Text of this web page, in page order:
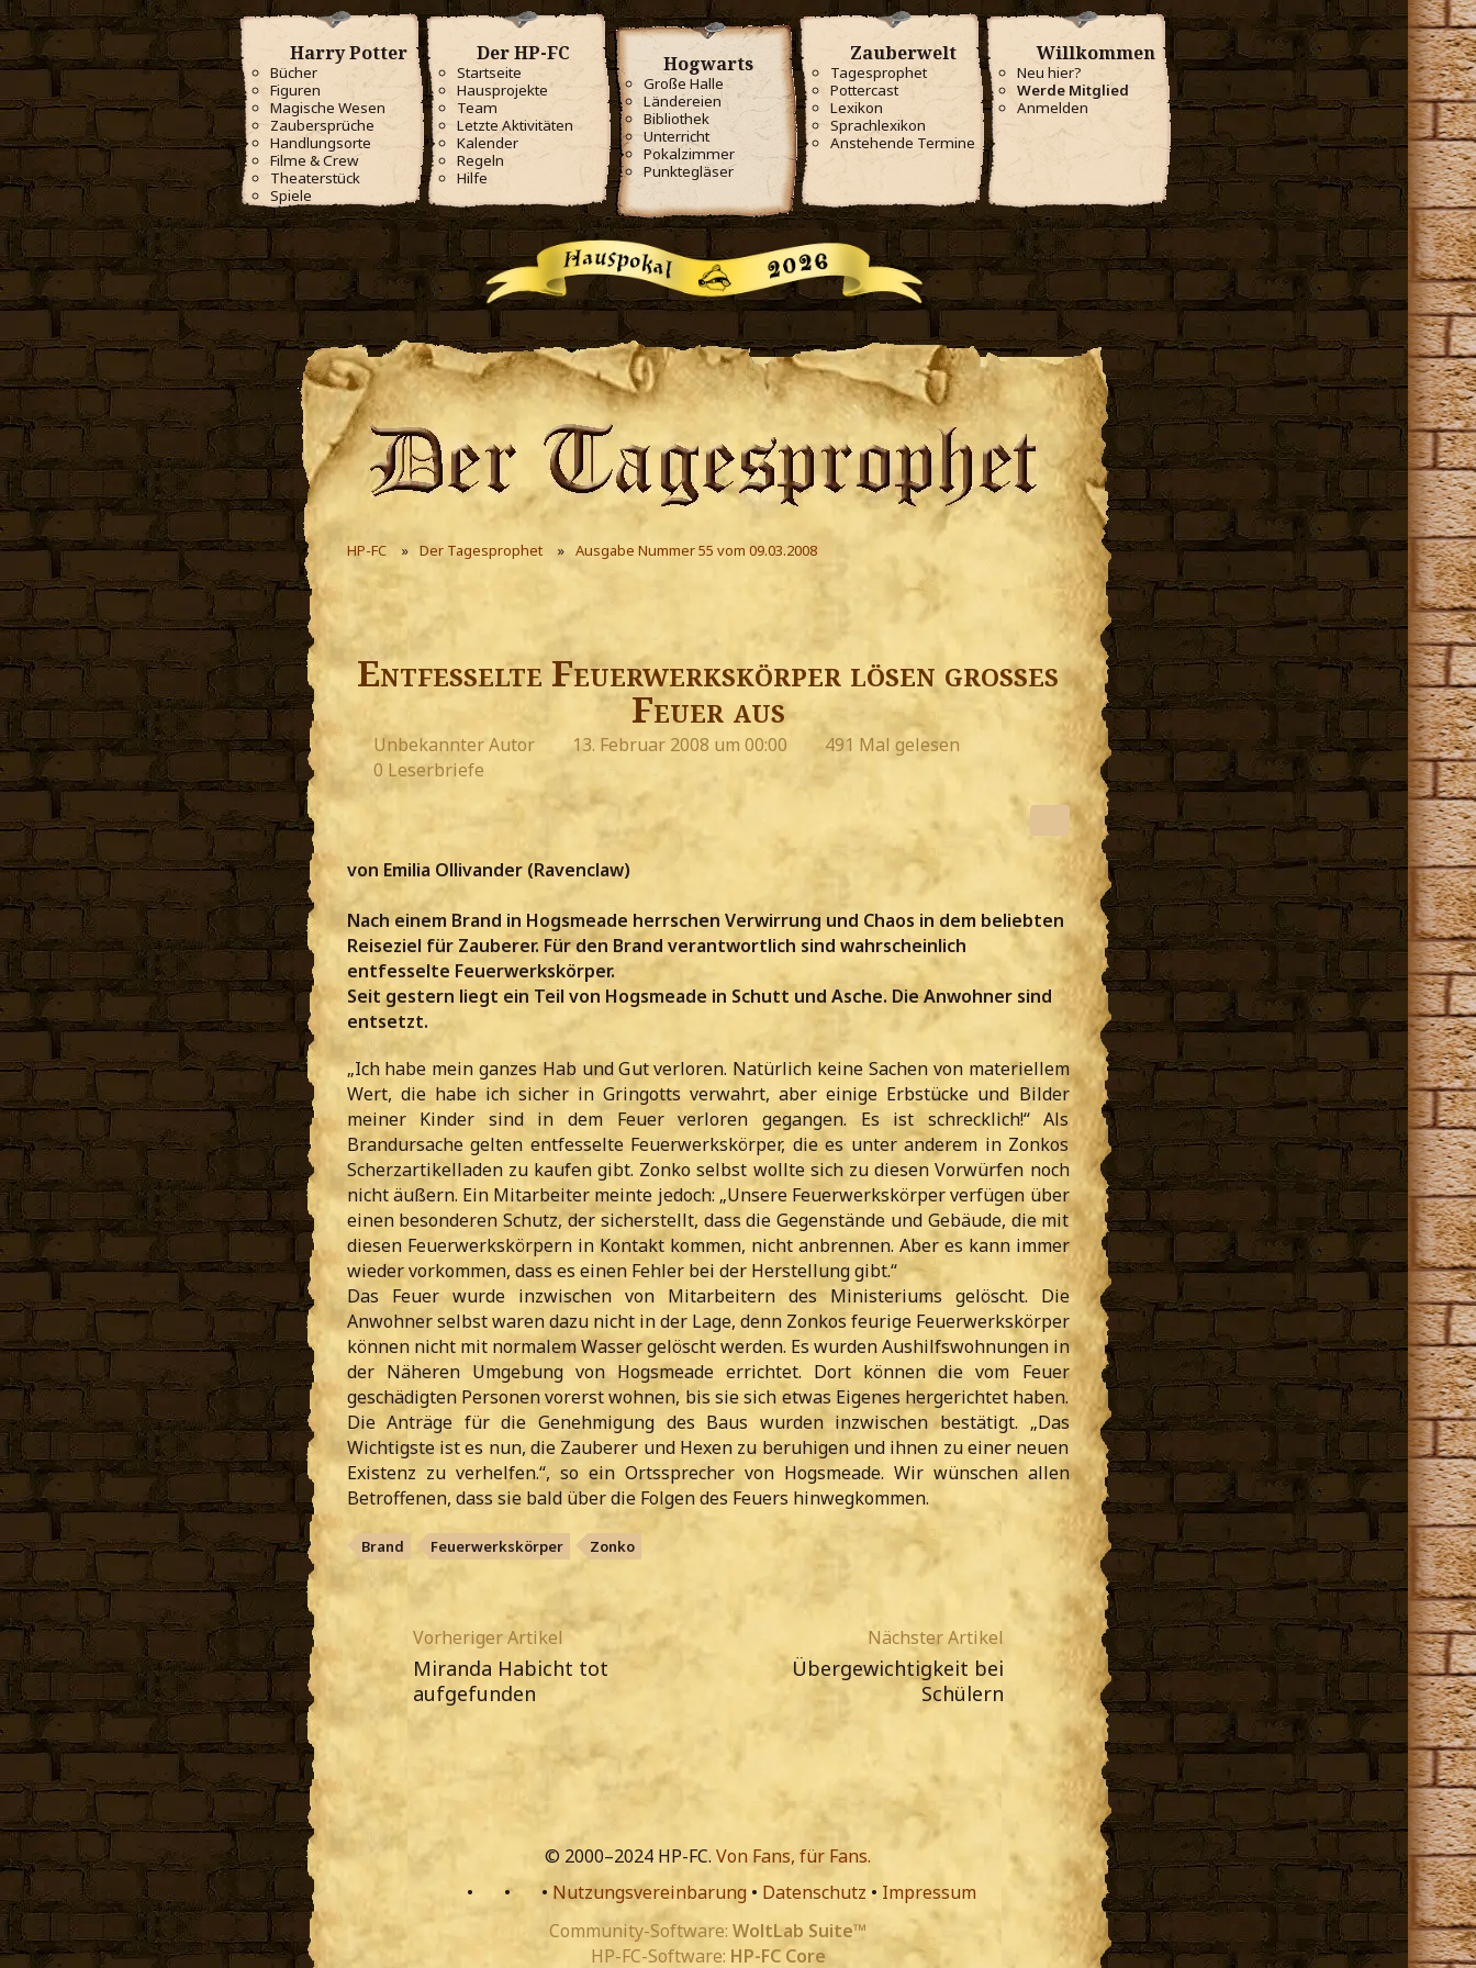
Harry Potter
Bücher
Figuren
Magische Wesen
Zaubersprüche
Handlungsorte
Filme & Crew
Theaterstück
Spiele
Der HP-FC
Startseite
Hausprojekte
Team
Letzte Aktivitäten
Kalender
Regeln
Hilfe
Hogwarts
Große Halle
Ländereien
Bibliothek
Unterricht
Pokalzimmer
Punktegläser
Zauberwelt
Tagesprophet
Pottercast
Lexikon
Sprachlexikon
Anstehende Termine
Willkommen
Neu hier?
Werde Mitglied
Anmelden
HP-FC Der Tagesprophet Ausgabe Nummer 55 vom 09.03.2008
Entfesselte Feuerwerkskörper lösen großes
Feuer aus
Unbekannter Autor 13. Februar 2008 um 00:00
491 Mal gelesen
0 Leserbriefe
von Emilia Ollivander (Ravenclaw)
Nach einem Brand in Hogsmeade herrschen Verwirrung und Chaos in dem beliebten
Reiseziel für Zauberer. Für den Brand verantwortlich sind wahrscheinlich
entfesselte Feuerwerkskörper.
Seit gestern liegt ein Teil von Hogsmeade in Schutt und Asche. Die Anwohner sind
entsetzt.
„Ich habe mein ganzes Hab und Gut verloren. Natürlich keine Sachen von materiellem
Wert, die habe ich sicher in Gringotts verwahrt, aber einige Erbstücke und Bilder
meiner Kinder sind in dem Feuer verloren gegangen. Es ist schrecklich!“ Als
Brandursache gelten entfesselte Feuerwerkskörper, die es unter anderem in Zonkos
Scherzartikelladen zu kaufen gibt. Zonko selbst wollte sich zu diesen Vorwürfen noch
nicht äußern. Ein Mitarbeiter meinte jedoch: „Unsere Feuerwerkskörper verfügen über
einen besonderen Schutz, der sicherstellt, dass die Gegenstände und Gebäude, die mit
diesen Feuerwerkskörpern in Kontakt kommen, nicht anbrennen. Aber es kann immer
wieder vorkommen, dass es einen Fehler bei der Herstellung gibt.“
Das Feuer wurde inzwischen von Mitarbeitern des Ministeriums gelöscht. Die
Anwohner selbst waren dazu nicht in der Lage, denn Zonkos feurige Feuerwerkskörper
können nicht mit normalem Wasser gelöscht werden. Es wurden Aushilfswohnungen in
der Näheren Umgebung von Hogsmeade errichtet. Dort können die vom Feuer
geschädigten Personen vorerst wohnen, bis sie sich etwas Eigenes hergerichtet haben.
Die Anträge für die Genehmigung des Baus wurden inzwischen bestätigt. „Das
Wichtigste ist es nun, die Zauberer und Hexen zu beruhigen und ihnen zu einer neuen
Existenz zu verhelfen.“, so ein Ortssprecher von Hogsmeade. Wir wünschen allen
Betroffenen, dass sie bald über die Folgen des Feuers hinwegkommen.
Brand Feuerwerkskörper Zonko
Vorheriger Artikel
Miranda Habicht tot
aufgefunden
Nächster Artikel
Übergewichtigkeit bei
Schülern
© 2000–2024 HP-FC. Von Fans, für Fans.
•
• • Nutzungsvereinbarung • Datenschutz • Impressum
Community-Software: WoltLab Suite™
HP-FC-Software: HP-FC Core